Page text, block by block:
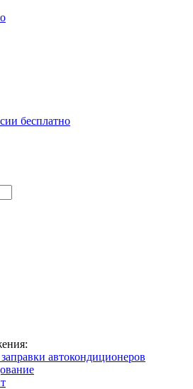
бесплатно
автокондиционеров